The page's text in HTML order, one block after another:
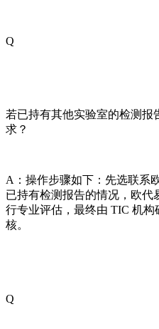
Q
若已持有其他实验室的检测
求？
A：操作步骤如下：先选联系
已持有检测报告的情况，欧代
行专业评估，最终由 TIC 机
核。
Q